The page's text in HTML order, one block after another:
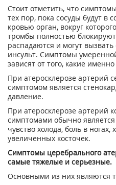
Стоит отметить, что
тех пор, пока сосуды будут в
кровью орган, вокруг
тромбы полностью
распадаются и могут
инсульт. Симптомы
зависят от того, какие
При атеросклерозе артерий
симптомом является
давление.
При атеросклерозе артерий
симптомами обычно
чувство холода, боль в
увеличенных косточек.
Симптомы церебрального
самые тяжелые и серьезные.
Основными из них являются